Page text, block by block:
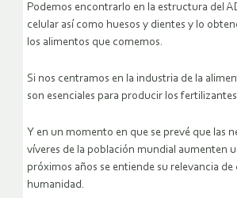
Podemos encontrarlo en la estructura del
celular así como huesos y dientes y lo
los alimentos que comemos.
Si nos centramos en la industria de la
son esenciales para producir los
Y en un momento en que se prevé que las
víveres de la población mundial aumenten
próximos años se entiende su relevancia
humanidad.